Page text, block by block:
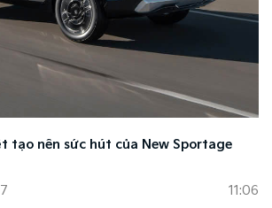
tạo nên sức hút của New Sportage
11:06